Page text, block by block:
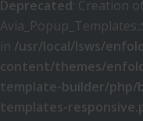
Deprecated: Creation
in /usr/local/lsws/
content/themes/
template-builder/php/
templates-